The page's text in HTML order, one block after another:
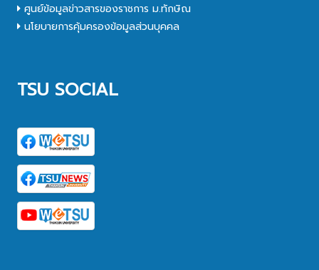
ศูนย์ข้อมูลข่าวสารของราชการ ม.ทักษิณ
นโยบายการคุ้มครองข้อมูลส่วนบุคคล
TSU SOCIAL